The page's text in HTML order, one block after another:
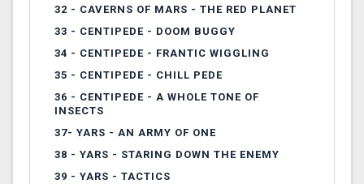
32 - CAVERNS OF MARS - THE RED PLANET
33 - CENTIPEDE - DOOM BUGGY
34 - CENTIPEDE - FRANTIC WIGGLING
35 - CENTIPEDE - CHILL PEDE
36 - CENTIPEDE - A WHOLE TONE OF
INSECTS
37- YARS - AN ARMY OF ONE
38 - YARS - STARING DOWN THE ENEMY
39 - YARS - TACTICS